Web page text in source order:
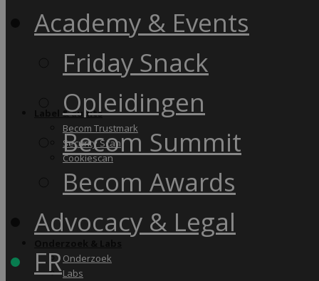
Label & audits
Becom Trustmark
Security Scan
Cookiescan
Onderzoek
Labs
Academy & Events
Friday Snack
Opleidingen
Becom Summit
Becom Awards
Advocacy & Legal
FR